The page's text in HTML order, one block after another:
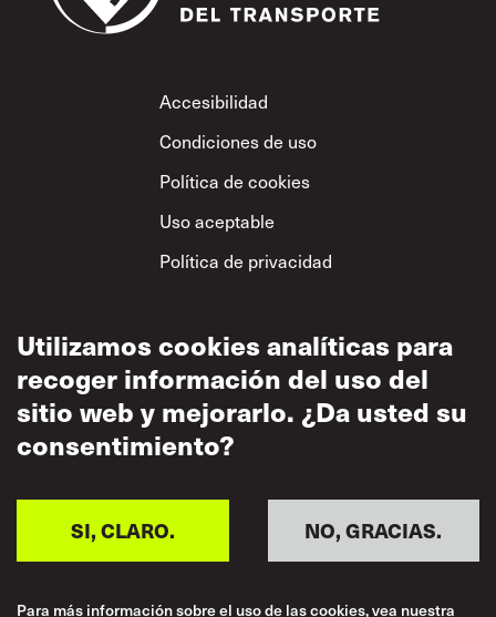
Footer
Accesibilidad
Condiciones de uso
Política de cookies
Uso aceptable
Política de privacidad
Utilizamos cookies analíticas para
recoger información del uso del
sitio web y mejorarlo. ¿Da usted su
consentimiento?
NO, GRACIAS.
SI, CLARO.
Para más información sobre el uso de las cookies, vea nuestra